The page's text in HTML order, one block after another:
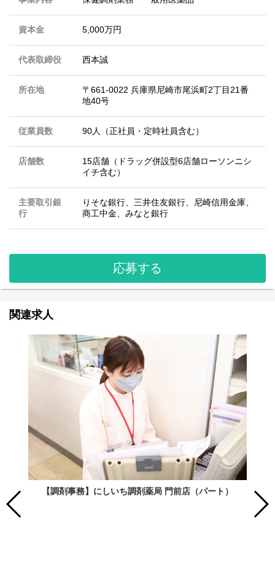
資本金 5,000万円
代表取締役 西本誠
所在地
〒661-0022 兵庫県尼崎市尾浜町2丁目21番
地40号
従業員数 90人（正社員・定時社員含む）
店舗数
15店舗（ドラッグ併設型6店舗ローソンニシ
イチ含む）
主要取引銀
行
りそな銀行、三井住友銀行、尼崎信用金庫、
商工中金、みなと銀行
応募する
関連求人
【調剤事務】にしいち調剤薬局 門前店（パート）